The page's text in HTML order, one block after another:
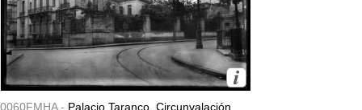
0060FMHA - Palacio Taranco. Circunvalación